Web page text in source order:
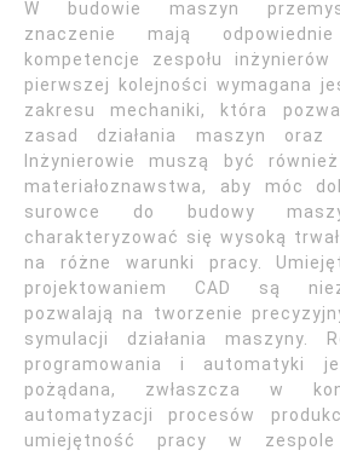
W budowie maszyn
znaczenie mają
kompetencje zespołu
pierwszej kolejności wymagana
zakresu mechaniki, która
zasad działania maszyn oraz
Inżynierowie muszą być
materiałoznawstwa, aby móc
surowce do budowy
charakteryzować się wysoką
na różne warunki pracy.
projektowaniem CAD są
pozwalają na tworzenie
symulacji działania maszyny.
programowania i automatyki
pożądana, zwłaszcza w
automatyzacji procesów
umiejętność pracy w